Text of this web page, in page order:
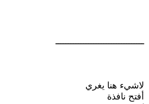
ـــــــــــــــــــــــــــــــــــ
لاشيء هنا يغري
أفتح نافذة